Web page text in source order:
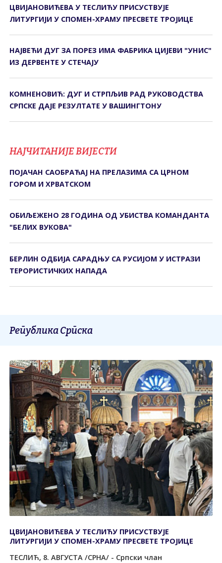
ЦВИЈАНОВИЋЕВА У ТЕСЛИЋУ ПРИСУСТВУЈЕ
ЛИТУРГИЈИ У СПОМЕН-ХРАМУ ПРЕСВЕТЕ ТРОЈИЦЕ
НАЈВЕЋИ ДУГ ЗА ПОРЕЗ ИМА ФАБРИКА ЦИЈЕВИ "УНИС"
ИЗ ДЕРВЕНТЕ У СТЕЧАЈУ
КОМНЕНОВИЋ: ДУГ И СТРПЉИВ РАД РУКОВОДСТВА
СРПСКЕ ДАЈЕ РЕЗУЛТАТЕ У ВАШИНГТОНУ
НАЈЧИТАНИЈЕ ВИЈЕСТИ
ПОЈАЧАН САОБРАЋАЈ НА ПРЕЛАЗИМА СА ЦРНОМ
ГОРОМ И ХРВАТСКОМ
ОБИЉЕЖЕНО 28 ГОДИНА ОД УБИСТВА КОМАНДАНТА
"БЕЛИХ ВУКОВА"
БЕРЛИН ОДБИЈА САРАДЊУ СА РУСИЈОМ У ИСТРАЗИ
ТЕРОРИСТИЧКИХ НАПАДА
Република Српска
ЦВИЈАНОВИЋЕВА У ТЕСЛИЋУ ПРИСУСТВУЈЕ
ЛИТУРГИЈИ У СПОМЕН-ХРАМУ ПРЕСВЕТЕ ТРОЈИЦЕ
ТЕСЛИЋ, 8. АВГУСТА /СРНА/ - Српски члан